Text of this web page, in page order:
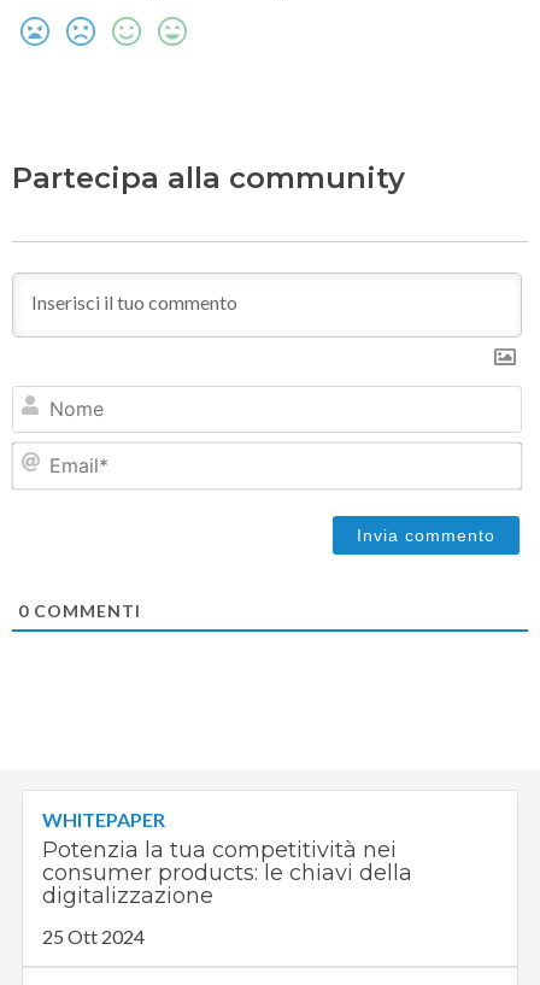
Partecipa alla community
0 COMMENTI
WHITEPAPER
Potenzia la tua competitività nei
consumer products: le chiavi della
digitalizzazione
25 Ott 2024